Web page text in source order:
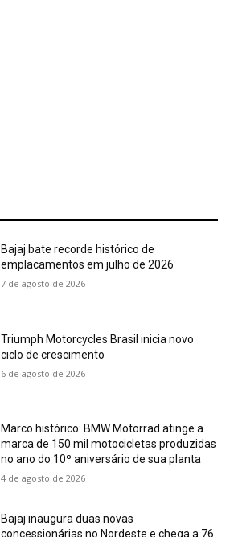
Bajaj bate recorde histórico de
emplacamentos em julho de 2026
7 de agosto de 2026
Triumph Motorcycles Brasil inicia novo
ciclo de crescimento
6 de agosto de 2026
Marco histórico: BMW Motorrad atinge a
marca de 150 mil motocicletas produzidas
no ano do 10º aniversário de sua planta
4 de agosto de 2026
Bajaj inaugura duas novas
concessionárias no Nordeste e chega a 76